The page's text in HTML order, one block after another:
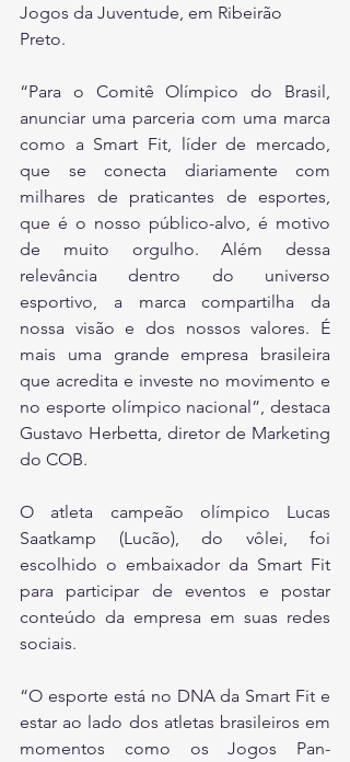
Jogos da Juventude, em Ribeirão
Preto.
“Para o Comitê Olímpico do Brasil,
anunciar uma parceria com uma marca
como a Smart Fit, líder de mercado,
que se conecta diariamente com
milhares de praticantes de esportes,
que é o nosso público-alvo, é motivo
de muito orgulho. Além dessa
relevância dentro do universo
esportivo, a marca compartilha da
nossa visão e dos nossos valores. É
mais uma grande empresa brasileira
que acredita e investe no movimento e
no esporte olímpico nacional”, destaca
Gustavo Herbetta, diretor de Marketing
do COB.
O atleta campeão olímpico Lucas
Saatkamp (Lucão), do vôlei, foi
escolhido o embaixador da Smart Fit
para participar de eventos e postar
conteúdo da empresa em suas redes
sociais.
“O esporte está no DNA da Smart Fit e
estar ao lado dos atletas brasileiros em
momentos como os Jogos Pan-